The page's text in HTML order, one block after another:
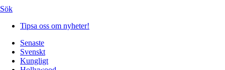
Sök
Tipsa oss om nyheter!
Senaste
Svenskt
Kungligt